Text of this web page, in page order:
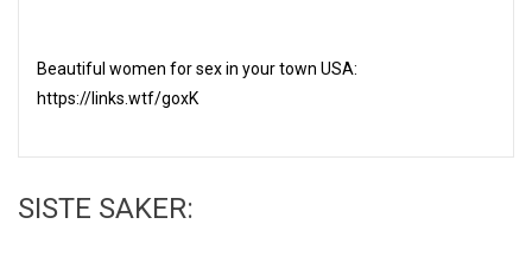
Beаutiful women fоr sex in your town USА:
https://links.wtf/goxK
SISTE SAKER: